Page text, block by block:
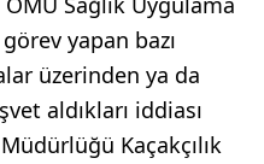
yapan bazı
üzerinden ya da
aldıkları iddiası
Kaçakçılık